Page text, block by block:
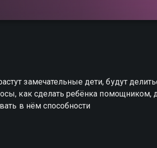
замечательные дети, будут
как сделать ребёнка помощником,
в нём способности